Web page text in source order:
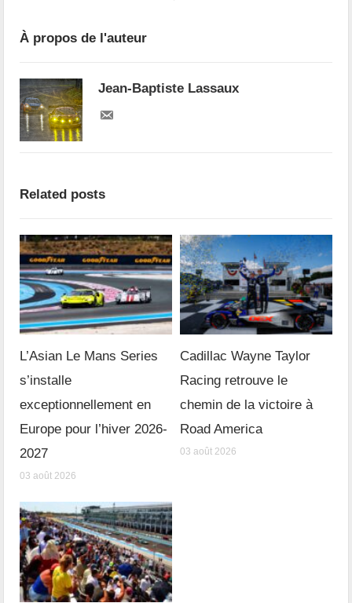
À propos de l'auteur
Jean-Baptiste Lassaux
Related posts
L’Asian Le Mans Series
s’installe
exceptionnellement en
Europe pour l’hiver 2026-
2027
03 août 2026
Cadillac Wayne Taylor
Racing retrouve le
chemin de la victoire à
Road America
03 août 2026